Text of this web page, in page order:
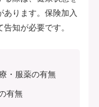
ります。保険加入
知が必要です。
・服薬の有無
有無